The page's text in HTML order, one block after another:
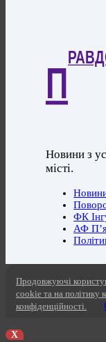
П
Новини з
місті.
ФК
АФ
Продовжуючі
cookie та на політику
конфіденційності.
X